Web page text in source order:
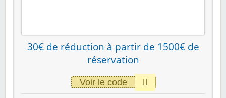
30€ de réduction à partir de 1500€ de
réservation
Voir le code